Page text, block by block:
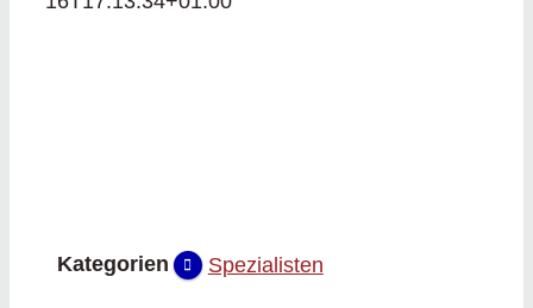
Kategorien Spezialisten